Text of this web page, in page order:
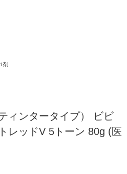
剤
ィンタータイプ） ビビ
レッドV 5トーン 80g (医